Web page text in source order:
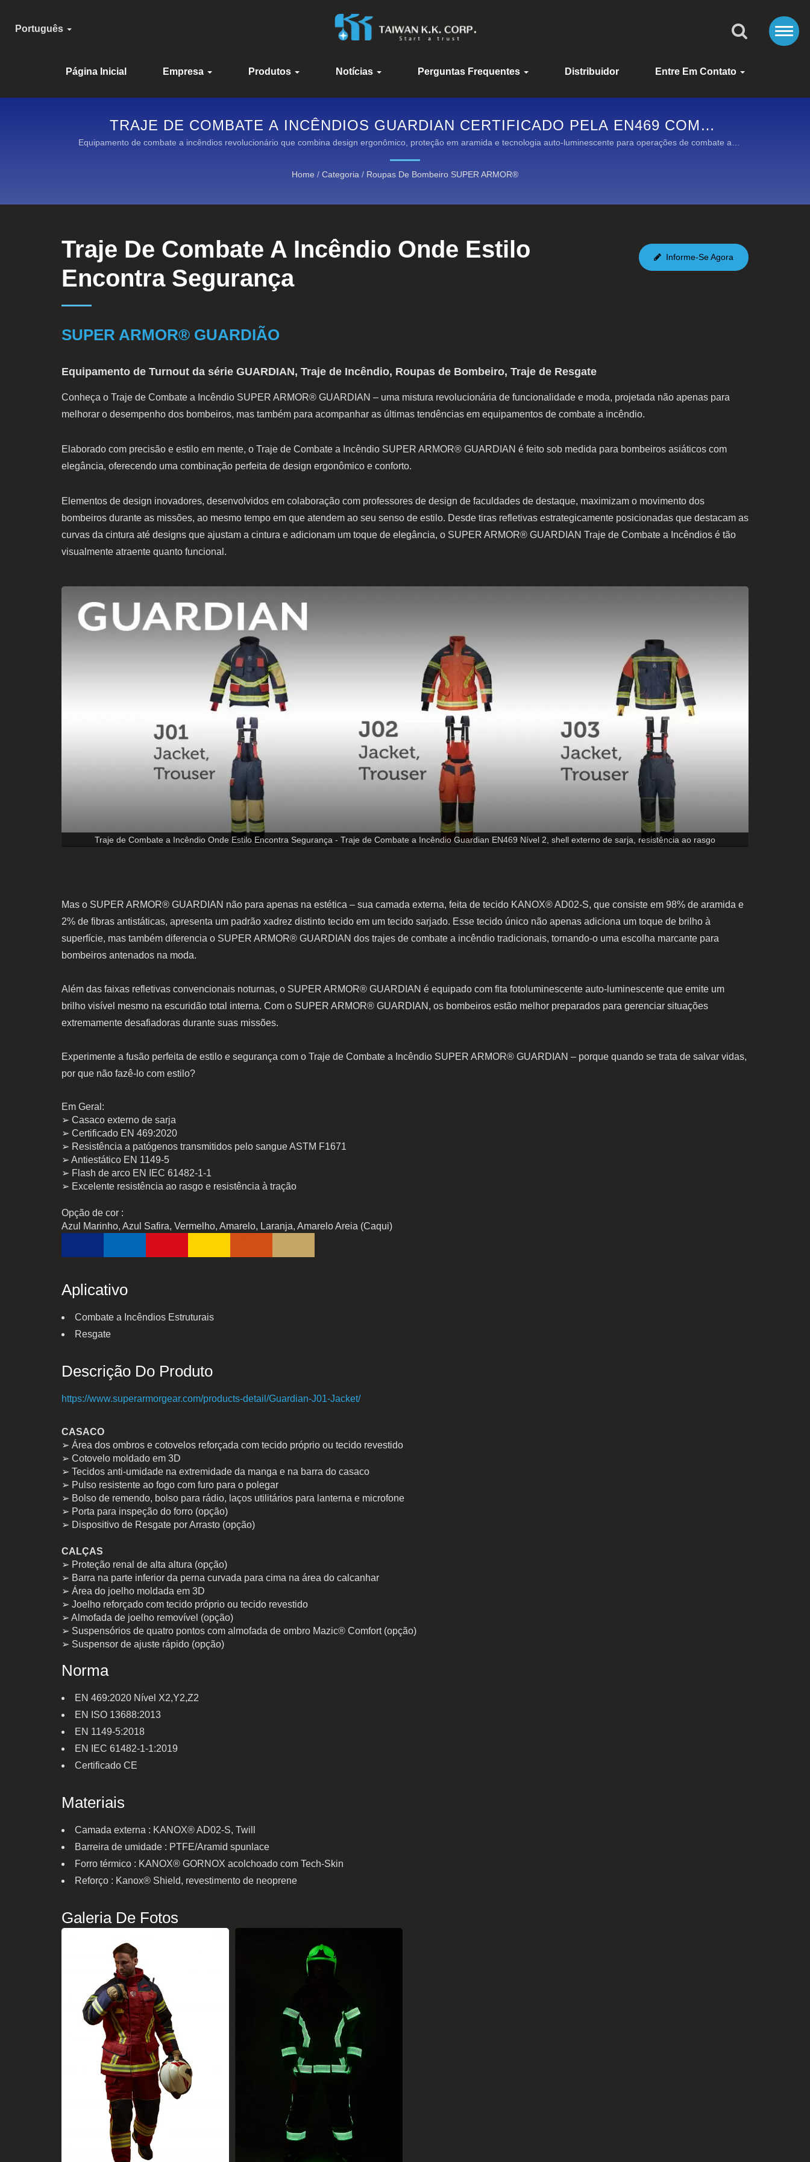
Página Inicial Empresa Produtos Notícias Perguntas Frequentes Distribuidor Entre Em Contato
Português
TRAJE DE COMBATE A INCÊNDIOS GUARDIAN CERTIFICADO PELA EN469 COM
SEGURANÇA FOTOLUMINESCENTE.
Equipamento de combate a incêndios revolucionário que combina design ergonômico, proteção em aramida e tecnologia auto-luminescente para operações de combate a
incêndios estruturais e resgate.
Home / Categoria / Roupas De Bombeiro SUPER ARMOR®
Traje de Combate a Incêndio Onde Estilo Encontra Segurança - Traje de Combate a Incêndio Guardian EN469 Nível 2, shell externo de sarja, resistência ao rasgo
Informe-Se Agora
Traje De Combate A Incêndio Onde Estilo
Encontra Segurança
SUPER ARMOR® GUARDIÃO
Equipamento de Turnout da série GUARDIAN, Traje de Incêndio, Roupas de Bombeiro, Traje de Resgate
Conheça o Traje de Combate a Incêndio SUPER ARMOR® GUARDIAN – uma mistura revolucionária de funcionalidade e moda, projetada não apenas para
melhorar o desempenho dos bombeiros, mas também para acompanhar as últimas tendências em equipamentos de combate a incêndio.
Elaborado com precisão e estilo em mente, o Traje de Combate a Incêndio SUPER ARMOR® GUARDIAN é feito sob medida para bombeiros asiáticos com
elegância, oferecendo uma combinação perfeita de design ergonômico e conforto.
Elementos de design inovadores, desenvolvidos em colaboração com professores de design de faculdades de destaque, maximizam o movimento dos
bombeiros durante as missões, ao mesmo tempo em que atendem ao seu senso de estilo. Desde tiras refletivas estrategicamente posicionadas que destacam as
curvas da cintura até designs que ajustam a cintura e adicionam um toque de elegância, o SUPER ARMOR® GUARDIAN Traje de Combate a Incêndios é tão
visualmente atraente quanto funcional.
Mas o SUPER ARMOR® GUARDIAN não para apenas na estética – sua camada externa, feita de tecido KANOX® AD02-S, que consiste em 98% de aramida e
2% de fibras antistáticas, apresenta um padrão xadrez distinto tecido em um tecido sarjado. Esse tecido único não apenas adiciona um toque de brilho à
superfície, mas também diferencia o SUPER ARMOR® GUARDIAN dos trajes de combate a incêndio tradicionais, tornando-o uma escolha marcante para
bombeiros antenados na moda.
Além das faixas refletivas convencionais noturnas, o SUPER ARMOR® GUARDIAN é equipado com fita fotoluminescente auto-luminescente que emite um
brilho visível mesmo na escuridão total interna. Com o SUPER ARMOR® GUARDIAN, os bombeiros estão melhor preparados para gerenciar situações
extremamente desafiadoras durante suas missões.
Experimente a fusão perfeita de estilo e segurança com o Traje de Combate a Incêndio SUPER ARMOR® GUARDIAN – porque quando se trata de salvar vidas,
por que não fazê-lo com estilo?
Em Geral:
➢ Casaco externo de sarja
➢ Certificado EN 469:2020
➢ Resistência a patógenos transmitidos pelo sangue ASTM F1671
➢ Antiestático EN 1149-5
➢ Flash de arco EN IEC 61482-1-1
➢ Excelente resistência ao rasgo e resistência à tração
Opção de cor :
Azul Marinho, Azul Safira, Vermelho, Amarelo, Laranja, Amarelo Areia (Caqui)
Aplicativo
Combate a Incêndios Estruturais
Resgate
Descrição Do Produto
https://www.superarmorgear.com/products-detail/Guardian-J01-Jacket/
CASACO
➢ Área dos ombros e cotovelos reforçada com tecido próprio ou tecido revestido
➢ Cotovelo moldado em 3D
➢ Tecidos anti-umidade na extremidade da manga e na barra do casaco
➢ Pulso resistente ao fogo com furo para o polegar
➢ Bolso de remendo, bolso para rádio, laços utilitários para lanterna e microfone
➢ Porta para inspeção do forro (opção)
➢ Dispositivo de Resgate por Arrasto (opção)
CALÇAS
➢ Proteção renal de alta altura (opção)
➢ Barra na parte inferior da perna curvada para cima na área do calcanhar
➢ Área do joelho moldada em 3D
➢ Joelho reforçado com tecido próprio ou tecido revestido
➢ Almofada de joelho removível (opção)
➢ Suspensórios de quatro pontos com almofada de ombro Mazic® Comfort (opção)
➢ Suspensor de ajuste rápido (opção)
Norma
EN 469:2020 Nível X2,Y2,Z2
EN ISO 13688:2013
EN 1149-5:2018
EN IEC 61482-1-1:2019
Certificado CE
Materiais
Camada externa : KANOX® AD02-S, Twill
Barreira de umidade : PTFE/Aramid spunlace
Forro térmico : KANOX® GORNOX acolchoado com Tech-Skin
Reforço : Kanox® Shield, revestimento de neoprene
Galeria De Fotos